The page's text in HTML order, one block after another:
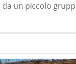
un piccolo